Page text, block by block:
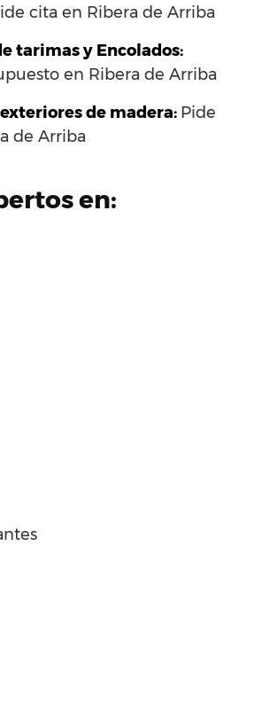
cita en Ribera de Arriba
tarimas y Encolados:
en Ribera de Arriba
de madera: Pide
de Arriba
en: